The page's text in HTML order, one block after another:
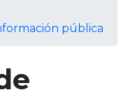
pública